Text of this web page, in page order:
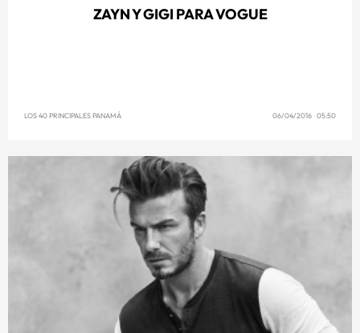
ZAYN Y GIGI PARA VOGUE
LOS 40 PRINCIPALES PANAMÁ 06/04/2016 05:50